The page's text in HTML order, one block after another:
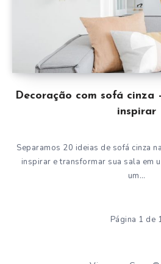
Decoração com sofá cinza
inspirar
Separamos 20 ideias de sofá cinza
inspirar e transformar sua sala em
um…
Página 1 de